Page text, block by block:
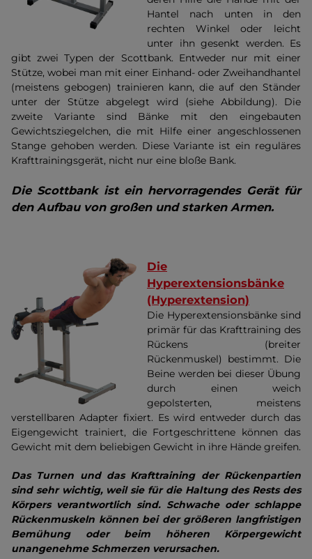
Hantel nach unten in den
rechten Winkel oder leicht
unter ihn gesenkt werden. Es
gibt zwei Typen der Scottbank. Entweder nur mit einer
Stütze, wobei man mit einer Einhand- oder Zweihandhantel
(meistens gebogen) trainieren kann, die auf den Ständer
unter der Stütze abgelegt wird (siehe Abbildung). Die
zweite Variante sind Bänke mit den eingebauten
Gewichtsziegelchen, die mit Hilfe einer angeschlossenen
Stange gehoben werden. Diese Variante ist ein reguläres
Krafttrainingsgerät, nicht nur eine bloße Bank.
Die Scottbank ist ein hervorragendes Gerät für
den Aufbau von großen und starken Armen.
Die
Hyperextensionsbänke
(Hyperextension)
Die Hyperextensionsbänke sind
primär für das Krafttraining des
Rückens (breiter
Rückenmuskel) bestimmt. Die
Beine werden bei dieser Übung
durch einen weich
gepolsterten, meistens
verstellbaren Adapter fixiert. Es wird entweder durch das
Eigengewicht trainiert, die Fortgeschrittene können das
Gewicht mit dem beliebigen Gewicht in ihre Hände greifen.
Das Turnen und das Krafttraining der Rückenpartien
sind sehr wichtig, weil sie für die Haltung des Rests des
Körpers verantwortlich sind. Schwache oder schlappe
Rückenmuskeln können bei der größeren langfristigen
Bemühung oder beim höheren Körpergewicht
unangenehme Schmerzen verursachen.